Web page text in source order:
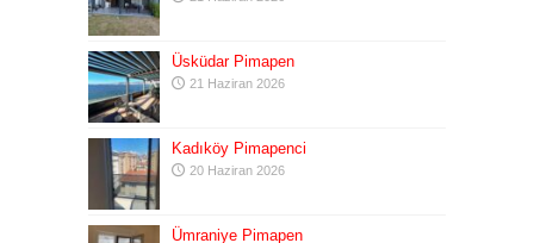
Üsküdar Pimapen
21 Haziran 2026
Kadıköy Pimapenci
20 Haziran 2026
Ümraniye Pimapen